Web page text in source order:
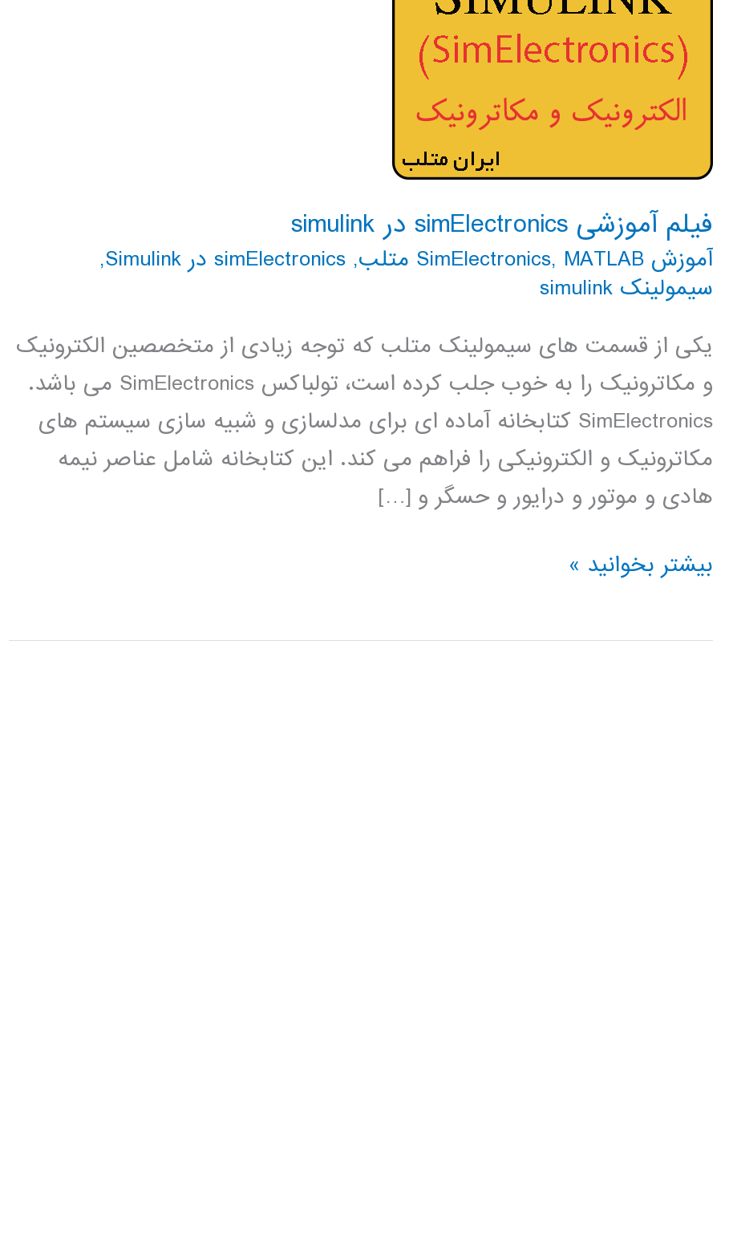
فیلم آموزشی simElectronics در simulink
آموزش SimElectronics , MATLAB متلب , simElectronics در Simulink
,
سیمولینک simulink
یکی از قسمت های سیمولینک متلب که توجه زیادی از متخصصین الکترونیک
و مکاترونیک را به خوب جلب کرده است، تولباکس SimElectronics می باشد.
SimElectronics کتابخانه آماده ای برای مدلسازی و شبیه سازی سیستم های
مکاترونیک و الکترونیکی را فراهم می کند. این کتابخانه شامل عناصر نیمه
هادی و موتور و درایور و حسگر و […]
فیلم
simElectronics
بیشتر بخوانید »